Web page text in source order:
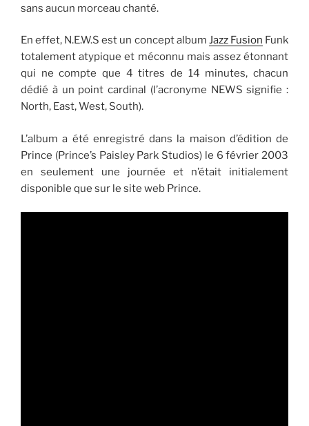
sans aucun morceau chanté.
En effet, N.E.W.S est un concept album Jazz Fusion Funk
totalement atypique et méconnu mais assez étonnant
qui ne compte que 4 titres de 14 minutes, chacun
dédié à un point cardinal (l’acronyme NEWS signifie :
North, East, West, South).
L’album a été enregistré dans la maison d’édition de
Prince (Prince’s Paisley Park Studios) le 6 février 2003
en seulement une journée et n’était initialement
disponible que sur le site web Prince.